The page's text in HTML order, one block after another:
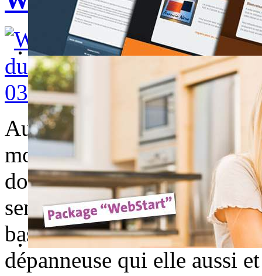
Au nord de la norvège, un
montagne. Quand, tout à
doucement se renverser
semble-t-il, au niveau du
basculé, on s'aperçoit qu'il
dépanneuse qui elle aussi